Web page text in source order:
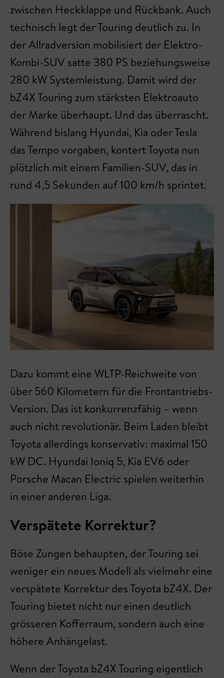
zwischen Heckklappe und Rückbank. Auch
technisch legt der Touring deutlich zu. In
der Allradversion mobilisiert der Elektro-
Kombi-SUV satte 380 PS beziehungsweise
280 kW Systemleistung. Damit wird der
bZ4X Touring zum stärksten Elektroauto
der Marke überhaupt. Und das überrascht.
Während bislang Hyundai, Kia oder Tesla
das Tempo vorgaben, kontert Toyota nun
plötzlich mit einem Familien-SUV, das in
rund 4,5 Sekunden auf 100 km/h sprintet.
Dazu kommt eine WLTP-Reichweite von
über 560 Kilometern für die Frontantriebs-
Version. Das ist konkurrenzfähig – wenn
auch nicht revolutionär. Beim Laden bleibt
Toyota allerdings konservativ: maximal 150
kW DC. Hyundai Ioniq 5, Kia EV6 oder
Porsche Macan Electric spielen weiterhin
in einer anderen Liga.
Verspätete Korrektur?
Böse Zungen behaupten, der Touring sei
weniger ein neues Modell als vielmehr eine
verspätete Korrektur des Toyota bZ4X. Der
Touring bietet nicht nur einen deutlich
grösseren Kofferraum, sondern auch eine
höhere Anhängelast.
Wenn der Toyota bZ4X Touring eigentlich